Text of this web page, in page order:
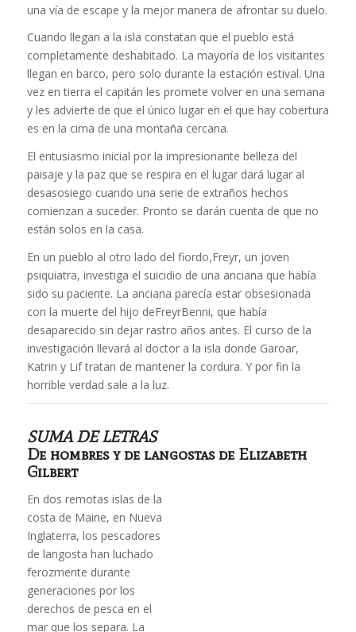
una vía de escape y la mejor manera de afrontar su duelo.
Cuando llegan a la isla constatan que el pueblo está
completamente deshabitado. La mayoría de los visitantes
llegan en barco, pero solo durante la estación estival. Una
vez en tierra el capitán les promete volver en una semana
y les advierte de que el único lugar en el que hay cobertura
es en la cima de una montaña cercana.
El entusiasmo inicial por la impresionante belleza del
paisaje y la paz que se respira en el lugar dará lugar al
desasosiego cuando una serie de extraños hechos
comienzan a suceder. Pronto se darán cuenta de que no
están solos en la casa.
En un pueblo al otro lado del fiordo,Freyr, un joven
psiquiatra, investiga el suicidio de una anciana que había
sido su paciente. La anciana parecía estar obsesionada
con la muerte del hijo deFreyrBenni, que había
desaparecido sin dejar rastro años antes. El curso de la
investigación llevará al doctor a la isla donde Garoar,
Katrin y Lif tratan de mantener la cordura. Y por fin la
horrible verdad sale a la luz.
SUMA DE LETRAS
De hombres y de langostasde Elizabeth
Gilbert
En dos remotas islas de la
costa de Maine, en Nueva
Inglaterra, los pescadores
de langosta han luchado
ferozmente durante
generaciones por los
derechos de pesca en el
mar que los separa. La